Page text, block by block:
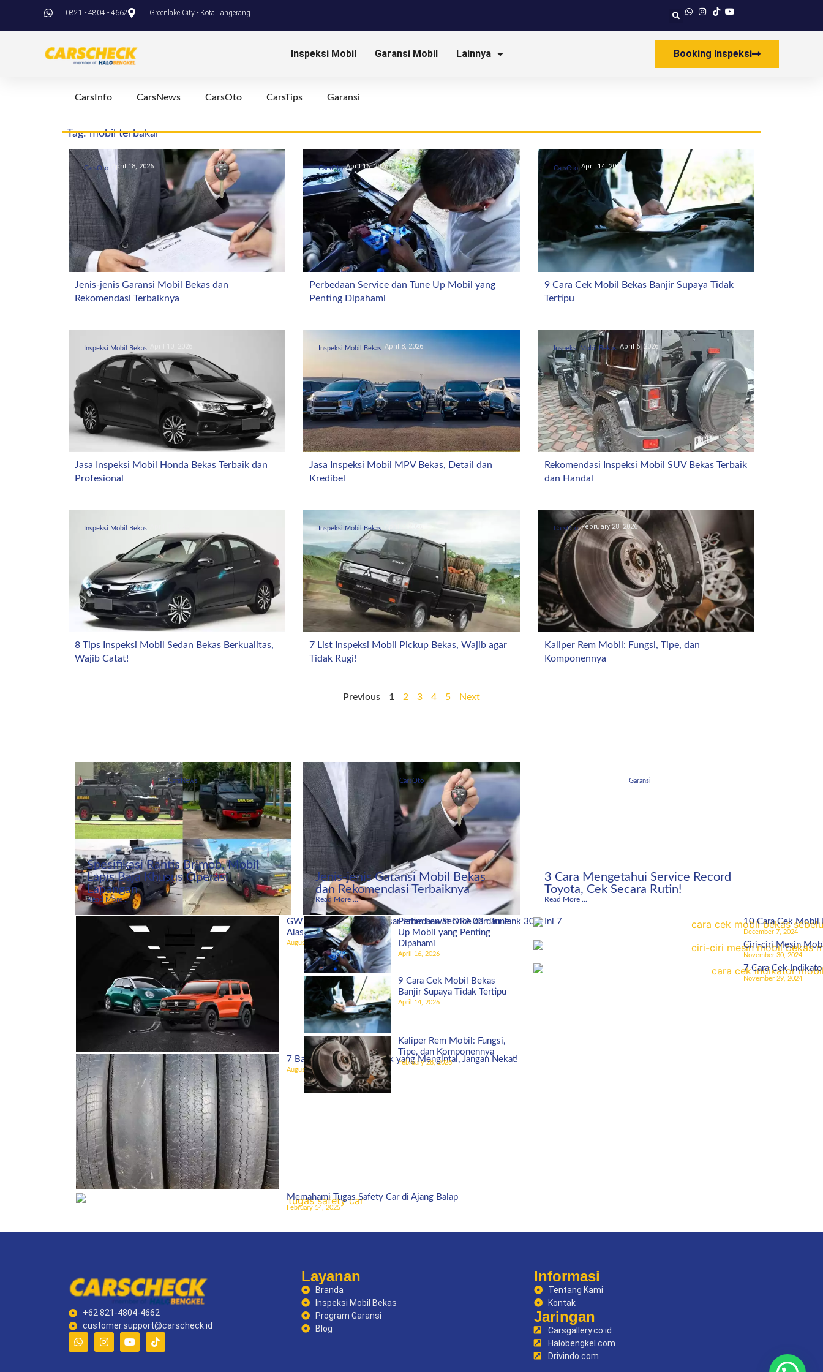
0821 - 4804 - 4662 Greenlake City - Kota Tangerang
Inspeksi Mobil Garansi Mobil Lainnya Booking Inspeksi
CarsInfo CarsNews CarsOto CarsTips Garansi
Tag: mobil terbakar
CarsOto April 18, 2026
Jenis-jenis Garansi Mobil Bekas dan
Rekomendasi Terbaiknya
CarsOto April 16, 2026
Perbedaan Service dan Tune Up Mobil yang
Penting Dipahami
CarsOto April 14, 2026
9 Cara Cek Mobil Bekas Banjir Supaya Tidak
Tertipu
Inspeksi Mobil Bekas
Jasa Inspeksi Mobil Honda Bekas Terbaik dan
Profesional
Inspeksi Mobil Bekas April 8, 2026
Jasa Inspeksi Mobil MPV Bekas, Detail dan
Kredibel
Inspeksi Mobil Bekas April 6, 2026
Rekomendasi Inspeksi Mobil SUV Bekas Terbaik
dan Handal
Inspeksi Mobil Bekas
8 Tips Inspeksi Mobil Sedan Bekas Berkualitas,
Wajib Catat!
Inspeksi Mobil Bekas
7 List Inspeksi Mobil Pickup Bekas, Wajib agar
Tidak Rugi!
CarsOto February 28, 2026
Kaliper Rem Mobil: Fungsi, Tipe, dan
Komponennya
Previous 1 2 3 4 5 Next
CarsNews
Spesifikasi Rantis Brimob, Mobil
Lapis Baja Khusus Operasi
Lapangan
Read More ...
GWM Indonesia Bidik Pasar Jatim Lewat ORA 03 dan Tank 300, Ini 7
Alasannya!
August 27, 2025
7 Bahaya Ban Mobil Botak yang Mengintai, Jangan Nekat!
August 5, 2025
Memahami Tugas Safety Car di Ajang Balap
February 14, 2025
CarsOto
Jenis-jenis Garansi Mobil Bekas
dan Rekomendasi Terbaiknya
Read More ...
Perbedaan Service dan Tune
Up Mobil yang Penting
Dipahami
April 16, 2026
9 Cara Cek Mobil Bekas
Banjir Supaya Tidak Tertipu
April 14, 2026
Kaliper Rem Mobil: Fungsi,
Tipe, dan Komponennya
February 28, 2026
Garansi
3 Cara Mengetahui Service Record
Toyota, Cek Secara Rutin!
Read More ...
10 Cara Cek Mobil
December 7, 2024
Ciri-ciri Mesin
November 30, 2024
7 Cara Cek
November 29, 2024
+62 821-4804-4662
customer.support@carscheck.id
Layanan
Branda
Inspeksi Mobil Bekas
Program Garansi
Blog
Informasi
Tentang Kami
Kontak
Jaringan
Carsgallery.co.id
Halobengkel.com
Drivindo.com